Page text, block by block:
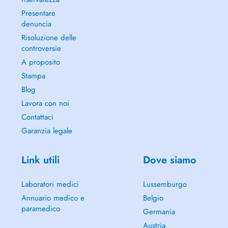
consultations for new patients are also part of his comprehensive care.
With a holistic approach, Dr. Arent always considers the connection
between teeth, jaw function, and overall well-being. Thanks to close
collaboration with other medical specialists and his own dental
laboratory, he provides individual and precise treatments tailored to
each patient.
At his clinic in Luxembourg, Dr. Arent combines top-level expertise
with a warm, personal approach offering high-quality care for both
new and returning patients.
Lëtzebuerg
Den Dr. Jürgen Arent ass zanter Oktober 2021 Matbesëtzer vun enger
moderner Praxis zu Lëtzebuerg a bréngt méi wéi 25 Joer Erfarung an
der Zännhëllef mat. Säin Haaptschwéierpunkt läit op der
interdisziplinärer Zänndokterei an op der Behandlung vu
Presentare
denuncia
Risoluzione delle
controversie
A proposito
Stampa
Blog
Lavora con noi
Contattaci
Garanzia legale
Link utili
Laboratori medici
Annuario medico e
paramedico
Dove siamo
Lussemburgo
Belgio
Germania
Austria